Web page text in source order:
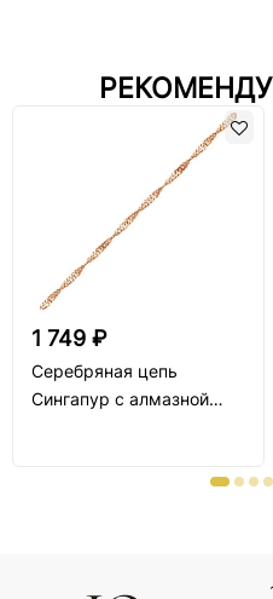
1 749 ₽
Серебряная цепь
Сингапур с алмазной